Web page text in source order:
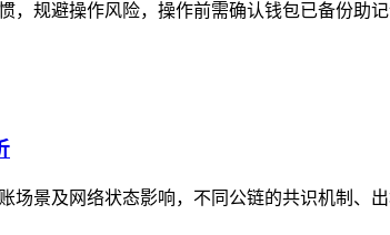
规避操作风险，操作前需确认钱包已备份助
景及网络状态影响，不同公链的共识机制、